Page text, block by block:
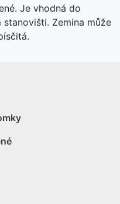
Je vhodná do
stanovišti. Zemina může